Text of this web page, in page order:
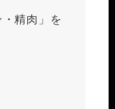
精肉」を